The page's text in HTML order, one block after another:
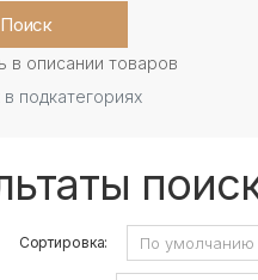
Поиск
в описании товаров
подкатегориях
Сортировка: